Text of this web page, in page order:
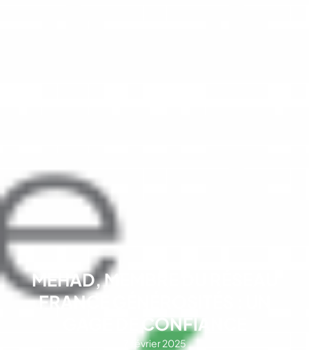
MEHAD, MEMBRE DU RÉSEAU
FRANCE GÉNÉROSITÉS : UN
GAGE DE CONFIANCE
7 février 2025